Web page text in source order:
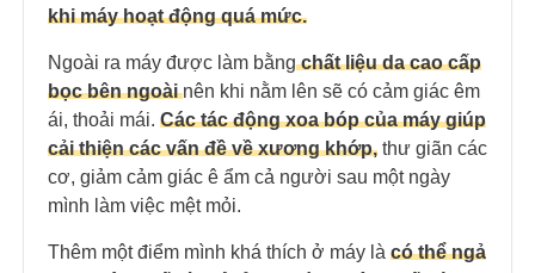
khi máy hoạt động quá mức.
Ngoài ra máy được làm bằngchất liệu da cao cấp
bọc bên ngoài nên khi nằm lên sẽ có cảm giác êm
ái, thoải mái. Các tác động xoa bóp của máy giúp
cải thiện các vấn đề về xương khớp, thư giãn các
cơ, giảm cảm giác ê ẩm cả người sau một ngày
mình làm việc mệt mỏi.
Thêm một điểm mình khá thích ở máy là có thể ngả